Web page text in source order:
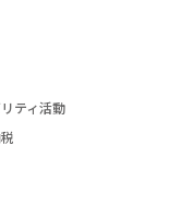
ティ活動